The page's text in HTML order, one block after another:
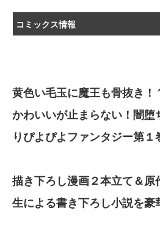
コミックス情報
黄色い毛玉に魔王も骨抜き！
かわいいが止まらない！闇堕
りぴよぴよファンタジー第１
描き下ろし漫画２本立て＆
生による書き下ろし小説を豪